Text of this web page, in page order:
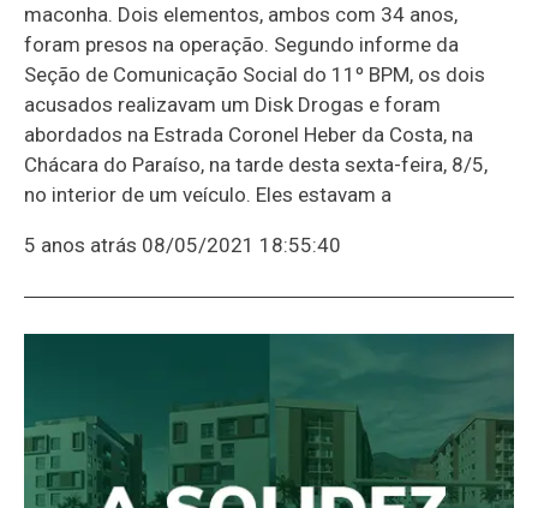
maconha. Dois elementos, ambos com 34 anos,
foram presos na operação. Segundo informe da
Seção de Comunicação Social do 11º BPM, os dois
acusados realizavam um Disk Drogas e foram
abordados na Estrada Coronel Heber da Costa, na
Chácara do Paraíso, na tarde desta sexta-feira, 8/5,
no interior de um veículo. Eles estavam a
5 anos atrás 08/05/2021 18:55:40